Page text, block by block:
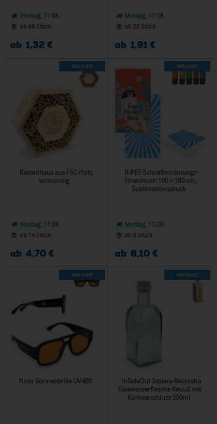
Montag, 17.08.
ab 46 Stück
ab 1,32 €
Montag, 17.08.
ab 28 Stück
ab 1,91 €
Bienenhaus aus FSC-Holz,
sechseckig
Montag, 17.08.
ab 14 Stück
ab 4,70 €
R-PET-Schnelltrocknungs-
Strandtuch 100 × 180 cm,
Sublimationsdruck
Montag, 17.08.
ab 9 Stück
ab 8,10 €
Noor Sonnenbrille UV400
InSideOut Square Recycelte
Glaswasserflasche ReuuZ mit
Korkverschluss 500ml